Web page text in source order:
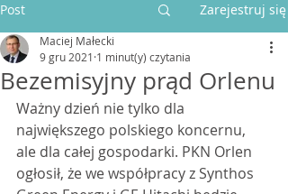
Post Zarejestruj się
Bezemisyjny prąd Orlenu
Maciej Małecki
9 gru 2021 1 minut(y) czytania
Ważny dzień nie tylko dla
największego polskiego koncernu,
ale dla całej gospodarki. PKN Orlen
ogłosił, że we współpracy z Synthos